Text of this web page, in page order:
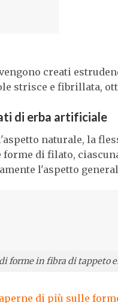
creati
strisce e fibrillata,
di erba artificiale
naturale, la
forme di filato,
l'aspetto
forme in fibra di tappeto
di più sulle